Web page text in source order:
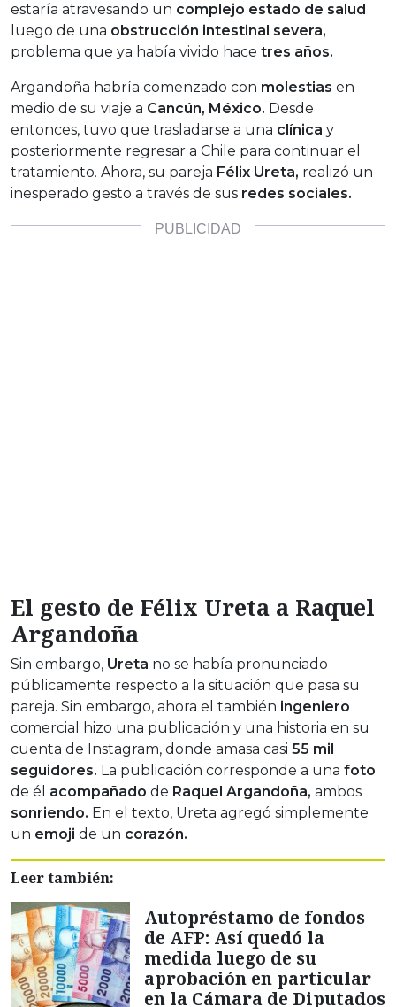
estaría atravesando un complejo estado de salud
luego de una obstrucción intestinal severa,
problema que ya había vivido hace tres años.
Argandoña habría comenzado con molestias en
medio de su viaje a Cancún, México. Desde
entonces, tuvo que trasladarse a una clínica y
posteriormente regresar a Chile para continuar el
tratamiento. Ahora, su pareja Félix Ureta, realizó un
inesperado gesto a través de sus redes sociales.
El gesto de Félix Ureta a Raquel
Argandoña
Sin embargo, Ureta no se había pronunciado
públicamente respecto a la situación que pasa su
pareja. Sin embargo, ahora el también ingeniero
comercial hizo una publicación y una historia en su
cuenta de Instagram, donde amasa casi 55 mil
seguidores. La publicación corresponde a una foto
de él acompañado de Raquel Argandoña, ambos
sonriendo. En el texto, Ureta agregó simplemente
un emoji de un corazón.
Leer también:
Autopréstamo de fondos
de AFP: Así quedó la
medida luego de su
aprobación en particular
en la Cámara de Diputados